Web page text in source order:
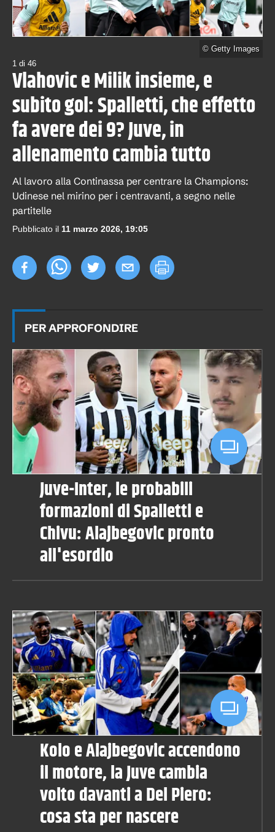
© Getty Images
1 di 46
Vlahovic e Milik insieme, e
subito gol: Spalletti, che effetto
fa avere dei 9? Juve, in
allenamento cambia tutto
Al lavoro alla Continassa per centrare la Champions:
Udinese nel mirino per i centravanti, a segno nelle
partitelle
Pubblicato il 11 marzo 2026, 19:05
PER APPROFONDIRE
Juve-Inter, le probabili
formazioni di Spalletti e
Chivu: Alajbegovic pronto
all'esordio
Kolo e Alajbegovic accendono
il motore, la Juve cambia
volto davanti a Del Piero:
cosa sta per nascere